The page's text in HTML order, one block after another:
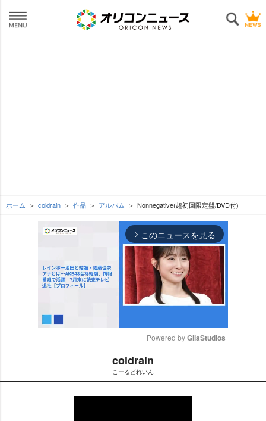
ホーム coldrain 作品 アルバム Nonnegative(超初回限定盤/DVD付)
arrow_forward_ios このニュースを見る
t
e
Powered by GliaStudios
coldrain
こーるどれいん